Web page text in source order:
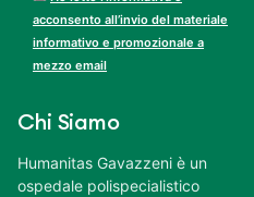
acconsento all’invio del materiale
informativo e promozionale a
mezzo email
Chi Siamo
Humanitas Gavazzeni è un
ospedale polispecialistico